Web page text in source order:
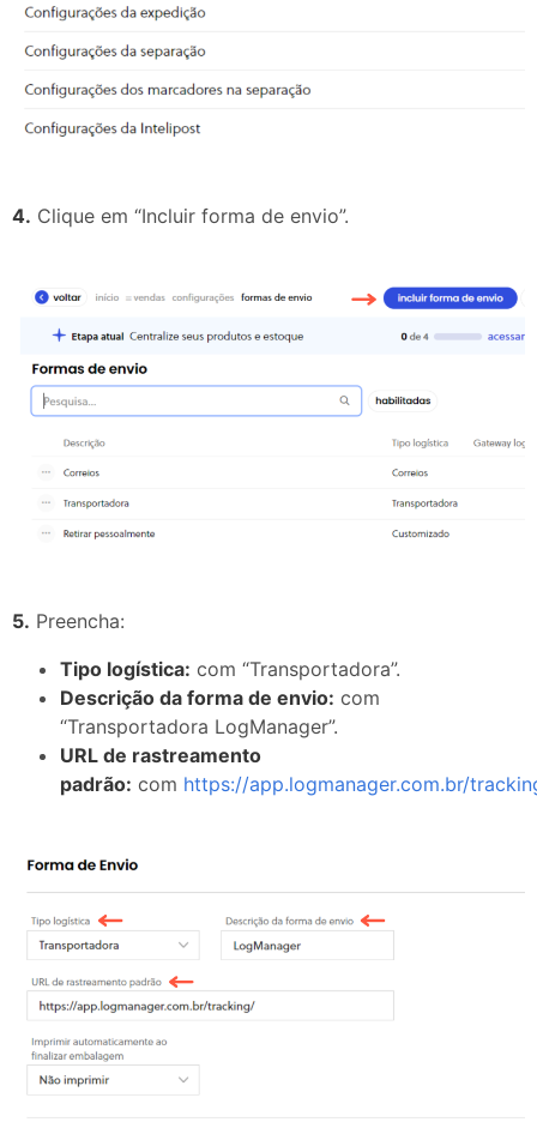
4. Clique em “Incluir forma de envio”.
5. Preencha:
Tipo logística: com “Transportadora”.
Descrição da forma de envio: com
“Transportadora LogManager”.
URL de rastreamento
padrão: com https://app.logmanager.com.br/